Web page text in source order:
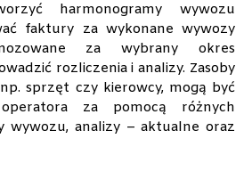
harmonogramy wywozu
faktury za wykonane wywozy
za wybrany okres
rozliczenia i analizy. Zasoby
sprzęt czy kierowcy, mogą być
za pomocą różnych
wywozu, analizy – aktualne oraz